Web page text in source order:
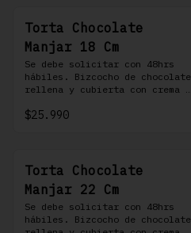
Torta Chocolate
Manjar 18 Cm
Se debe solicitar con 48hrs
hábiles. Bizcocho de chocolate
rellena y cubierta con crema
profiteroles.
$25.990
Torta Chocolate
Manjar 22 Cm
Se debe solicitar con 48hrs
hábiles. Bizcocho de chocolate